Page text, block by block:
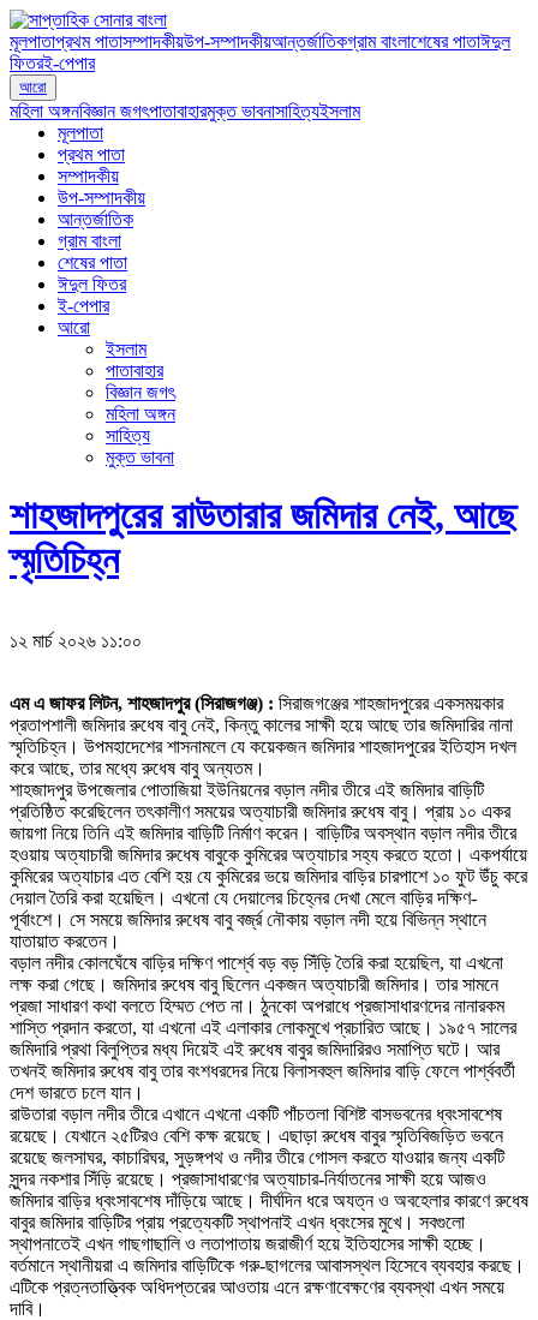
মূলপাতাপ্রথম পাতাসম্পাদকীয়উপ-সম্পাদকীয়আন্তর্জাতিকগ্রাম বাংলাশেষের পাতাঈদুল
ফিতরই-পেপার
আরো
মহিলা অঙ্গনবিজ্ঞান জগৎপাতাবাহারমুক্ত ভাবনাসাহিত্যইসলাম
মূলপাতা
প্রথম পাতা
সম্পাদকীয়
উপ-সম্পাদকীয়
আন্তর্জাতিক
গ্রাম বাংলা
শেষের পাতা
ঈদুল ফিতর
ই-পেপার
আরো
ইসলাম
পাতাবাহার
বিজ্ঞান জগৎ
মহিলা অঙ্গন
সাহিত্য
মুক্ত ভাবনা
শাহজাদপুরের রাউতারার জমিদার নেই, আছে
স্মৃতিচিহ্ন
১২ মার্চ ২০২৬ ১১:০০
এম এ জাফর লিটন, শাহজাদপুর (সিরাজগঞ্জ) : সিরাজগঞ্জের শাহজাদপুরের একসময়কার
প্রতাপশালী জমিদার রুধেষ বাবু নেই, কিন্তু কালের সাক্ষী হয়ে আছে তার জমিদারির নানা
স্মৃতিচিহ্ন। উপমহাদেশের শাসনামলে যে কয়েকজন জমিদার শাহজাদপুরের ইতিহাস দখল
করে আছে, তার মধ্যে রুধেষ বাবু অন্যতম।
শাহজাদপুর উপজেলার পোতাজিয়া ইউনিয়নের বড়াল নদীর তীরে এই জমিদার বাড়িটি
প্রতিষ্ঠিত করেছিলেন তৎকালীণ সময়ের অত্যাচারী জমিদার রুধেষ বাবু। প্রায় ১০ একর
জায়গা নিয়ে তিনি এই জমিদার বাড়িটি নির্মাণ করেন। বাড়িটির অবস্থান বড়াল নদীর তীরে
হওয়ায় অত্যাচারী জমিদার রুধেষ বাবুকে কুমিরের অত্যাচার সহ্য করতে হতো। একপর্যায়ে
কুমিরের অত্যাচার এত বেশি হয় যে কুমিরের ভয়ে জমিদার বাড়ির চারপাশে ১০ ফুট উঁচু করে
দেয়াল তৈরি করা হয়েছিল। এখনো যে দেয়ালের চিহ্নের দেখা মেলে বাড়ির দক্ষিণ-
পূর্বাংশে। সে সময়ে জমিদার রুধেষ বাবু বর্জ্র নৌকায় বড়াল নদী হয়ে বিভিন্ন স্থানে
যাতায়াত করতেন।
বড়াল নদীর কোলঘেঁষে বাড়ির দক্ষিণ পার্শ্বে বড় বড় সিঁড়ি তৈরি করা হয়েছিল, যা এখনো
লক্ষ করা গেছে। জমিদার রুধেষ বাবু ছিলেন একজন অত্যাচারী জমিদার। তার সামনে
প্রজা সাধারণ কথা বলতে হিম্মত পেত না। ঠুনকো অপরাধে প্রজাসাধারণদের নানারকম
শাস্তি প্রদান করতো, যা এখনো এই এলাকার লোকমুখে প্রচারিত আছে। ১৯৫৭ সালের
জমিদারি প্রথা বিলুপ্তির মধ্য দিয়েই এই রুধেষ বাবুর জমিদারিরও সমাপ্তি ঘটে। আর
তখনই জমিদার রুধেষ বাবু তার বংশধরদের নিয়ে বিলাসবহুল জমিদার বাড়ি ফেলে পার্শ্ববর্তী
দেশ ভারতে চলে যান।
রাউতারা বড়াল নদীর তীরে এখানে এখনো একটি পাঁচতলা বিশিষ্ট বাসভবনের ধ্বংসাবশেষ
রয়েছে। যেখানে ২৫টিরও বেশি কক্ষ রয়েছে। এছাড়া রুধেষ বাবুর স্মৃতিবিজড়িত ভবনে
রয়েছে জলসাঘর, কাচারিঘর, সুড়ঙ্গপথ ও নদীর তীরে গোসল করতে যাওয়ার জন্য একটি
সুন্দর নকশার সিঁড়ি রয়েছে। প্রজাসাধারণের অত্যাচার-নির্যাতনের সাক্ষী হয়ে আজও
জমিদার বাড়ির ধ্বংসাবশেষ দাঁড়িয়ে আছে। দীর্ঘদিন ধরে অযত্ন ও অবহেলার কারণে রুধেষ
বাবুর জমিদার বাড়িটির প্রায় প্রত্যেকটি স্থাপনাই এখন ধ্বংসের মুখে। সবগুলো
স্থাপনাতেই এখন গাছগাছালি ও লতাপাতায় জরাজীর্ণ হয়ে ইতিহাসের সাক্ষী হচ্ছে।
বর্তমানে স্থানীয়রা এ জমিদার বাড়িটিকে গরু-ছাগলের আবাসস্থল হিসেবে ব্যবহার করছে।
এটিকে প্রত্নতাত্ত্বিক অধিদপ্তরের আওতায় এনে রক্ষণাবেক্ষণের ব্যবস্থা এখন সময়ে
দাবি।